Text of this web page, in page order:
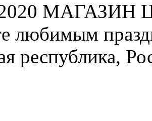
МАГАЗИН
любимым
республика,